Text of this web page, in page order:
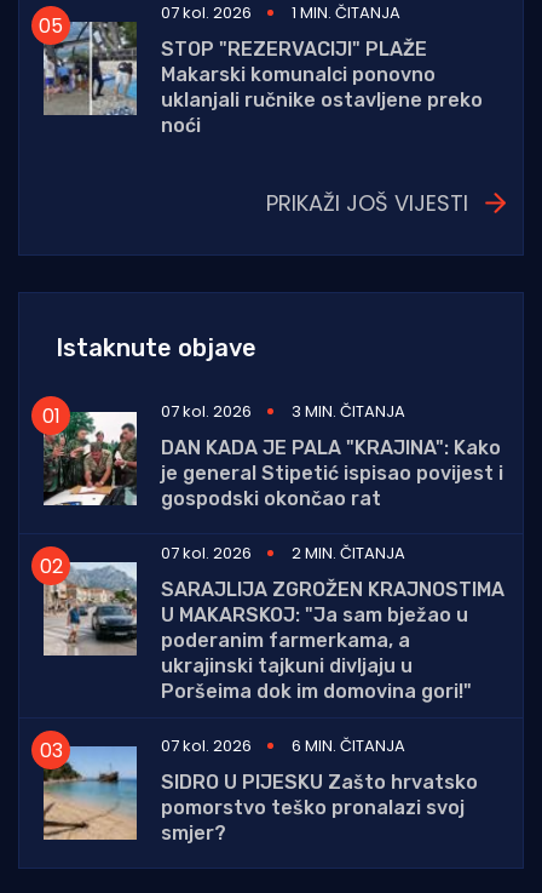
07 kol. 2026
1 MIN. ČITANJA
STOP "REZERVACIJI" PLAŽE
Makarski komunalci ponovno
uklanjali ručnike ostavljene preko
noći
PRIKAŽI JOŠ VIJESTI
Istaknute objave
07 kol. 2026
3 MIN. ČITANJA
DAN KADA JE PALA "KRAJINA": Kako
je general Stipetić ispisao povijest i
gospodski okončao rat
07 kol. 2026
2 MIN. ČITANJA
SARAJLIJA ZGROŽEN KRAJNOSTIMA
U MAKARSKOJ: "Ja sam bježao u
poderanim farmerkama, a
ukrajinski tajkuni divljaju u
Poršeima dok im domovina gori!"
07 kol. 2026
6 MIN. ČITANJA
SIDRO U PIJESKU Zašto hrvatsko
pomorstvo teško pronalazi svoj
smjer?